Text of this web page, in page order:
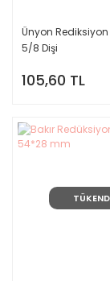
Ünyon Rediksiyon
5/8 Dişi
105,60 TL